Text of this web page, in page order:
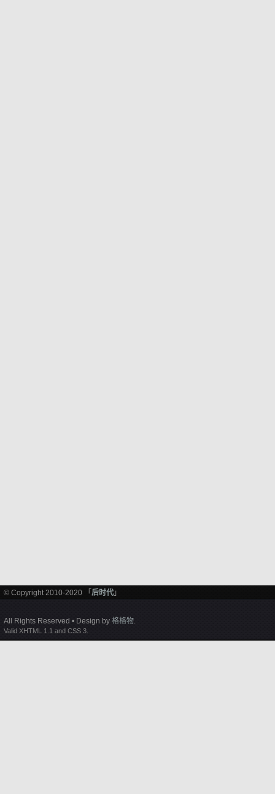
© Copyright 2010-2020 「 后时代 」
All Rights Reserved • Design by 格格物.
Valid XHTML 1.1 and CSS 3.